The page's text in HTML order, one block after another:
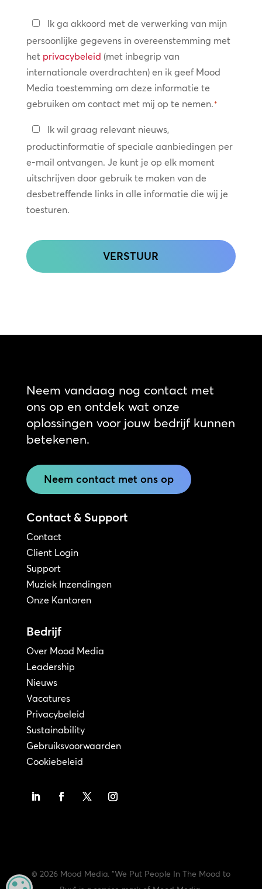
Privacybeleid
*
Ik ga akkoord met de verwerking van mijn
persoonlijke gegevens in overeenstemming met
het privacybeleid (met inbegrip van
internationale overdrachten) en ik geef Mood
Media toestemming om deze informatie te
gebruiken om contact met mij op te nemen.*
Blijf
in
contact
Ik wil graag relevant nieuws,
productinformatie of speciale aanbiedingen per
e-mail ontvangen. Je kunt je op elk moment
uitschrijven door gebruik te maken van de
desbetreffende links in alle informatie die wij je
toesturen.
Neem vandaag nog contact met
ons op en ontdek wat onze
oplossingen voor jouw bedrijf kunnen
betekenen.
Neem contact met ons op
Contact & Support
Contact
Client Login
Support
Muziek Inzendingen
Onze Kantoren
Bedrijf
Over Mood Media
Leadership
Nieuws
Vacatures
Privacybeleid
Sustainability
Gebruiksvoorwaarden
Cookiebeleid
© 2026 Mood Media. "We Put People In The Mood to